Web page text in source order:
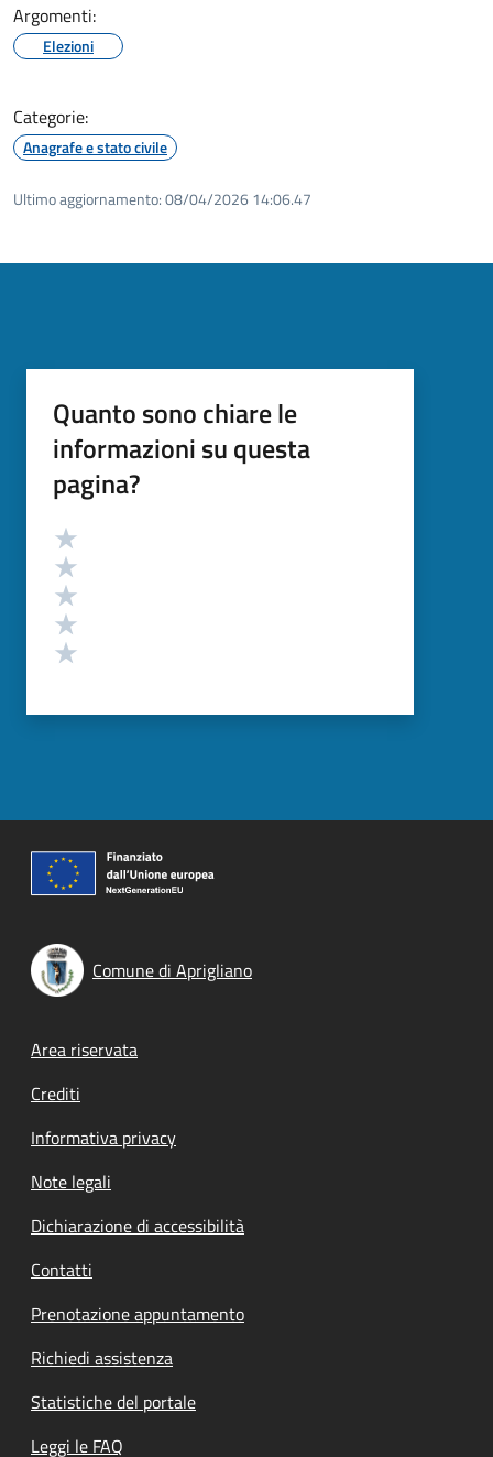
Argomenti:
Elezioni
Categorie:
Anagrafe e stato civile
Ultimo aggiornamento:08/04/2026 14:06.47
Quanto sono chiare le
informazioni su questa
pagina?
Valutazione
Comune di Aprigliano
Footer menu
Area riservata
Crediti
Informativa privacy
Note legali
Dichiarazione di accessibilità
Contatti
Prenotazione appuntamento
Richiedi assistenza
Statistiche del portale
Leggi le FAQ